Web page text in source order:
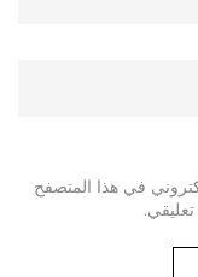
في هذا المتصفح